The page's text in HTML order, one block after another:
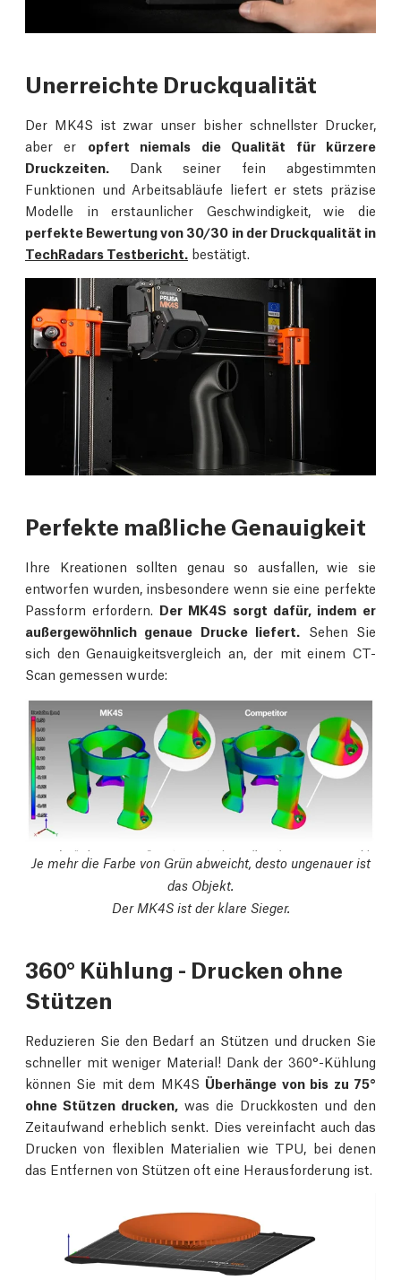
Unerreichte Druckqualität
Der MK4S ist zwar unser bisher schnellster Drucker,
aber er opfert niemals die Qualität für kürzere
Druckzeiten. Dank seiner fein abgestimmten
Funktionen und Arbeitsabläufe liefert er stets präzise
Modelle in erstaunlicher Geschwindigkeit, wie die
perfekte Bewertung von 30/30 in der Druckqualität in
TechRadars Testbericht. bestätigt.
Perfekte maßliche Genauigkeit
Ihre Kreationen sollten genau so ausfallen, wie sie
entworfen wurden, insbesondere wenn sie eine perfekte
Passform erfordern. Der MK4S sorgt dafür, indem er
außergewöhnlich genaue Drucke liefert. Sehen Sie
sich den Genauigkeitsvergleich an, der mit einem CT-
Scan gemessen wurde:
Je mehr die Farbe von Grün abweicht, desto ungenauer ist
das Objekt.
Der MK4S ist der klare Sieger.
360° Kühlung - Drucken ohne
Stützen
Reduzieren Sie den Bedarf an Stützen und drucken Sie
schneller mit weniger Material! Dank der 360°-Kühlung
können Sie mit dem MK4S Überhänge von bis zu 75°
ohne Stützen drucken, was die Druckkosten und den
Zeitaufwand erheblich senkt. Dies vereinfacht auch das
Drucken von flexiblen Materialien wie TPU, bei denen
das Entfernen von Stützen oft eine Herausforderung ist.